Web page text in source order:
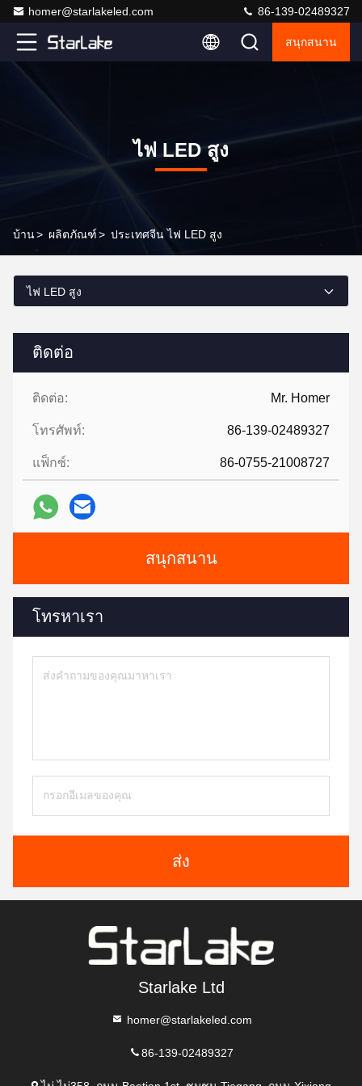
homer@starlakeled.com 86-139-02489327
สนุกสนาน
ไฟ LED สูง
บ้าน> ผลิตภัณฑ์> ประเทศจีน ไฟ LED สูง
ติดต่อ
ติดต่อ: Mr. Homer
โทรศัพท์: 86-139-02489327
แฟ็กซ์: 86-0755-21008727
สนุกสนาน
โทรหาเรา
ส่ง
ไฟ LED สูง
Starlake Ltd
homer@starlakeled.com
86-139-02489327